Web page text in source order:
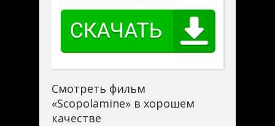
Смотреть фильм
«Scopolamine» в хорошем
качестве